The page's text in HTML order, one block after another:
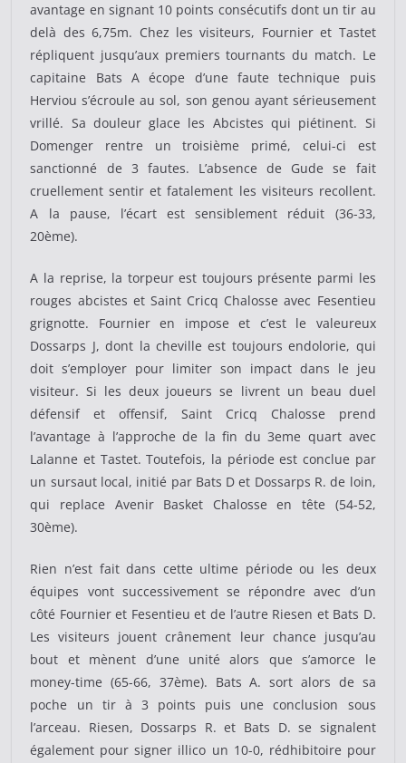
avantage en signant 10 points consécutifs dont un tir au
delà des 6,75m. Chez les visiteurs, Fournier et Tastet
répliquent jusqu’aux premiers tournants du match. Le
capitaine Bats A écope d’une faute technique puis
Herviou s’écroule au sol, son genou ayant sérieusement
vrillé. Sa douleur glace les Abcistes qui piétinent. Si
Domenger rentre un troisième primé, celui-ci est
sanctionné de 3 fautes. L’absence de Gude se fait
cruellement sentir et fatalement les visiteurs recollent.
A la pause, l’écart est sensiblement réduit (36-33,
20ème).
A la reprise, la torpeur est toujours présente parmi les
rouges abcistes et Saint Cricq Chalosse avec Fesentieu
grignotte. Fournier en impose et c’est le valeureux
Dossarps J, dont la cheville est toujours endolorie, qui
doit s’employer pour limiter son impact dans le jeu
visiteur. Si les deux joueurs se livrent un beau duel
défensif et offensif, Saint Cricq Chalosse prend
l’avantage à l’approche de la fin du 3eme quart avec
Lalanne et Tastet. Toutefois, la période est conclue par
un sursaut local, initié par Bats D et Dossarps R. de loin,
qui replace Avenir Basket Chalosse en tête (54-52,
30ème).
Rien n’est fait dans cette ultime période ou les deux
équipes vont successivement se répondre avec d’un
côté Fournier et Fesentieu et de l’autre Riesen et Bats D.
Les visiteurs jouent crânement leur chance jusqu’au
bout et mènent d’une unité alors que s’amorce le
money-time (65-66, 37ème). Bats A. sort alors de sa
poche un tir à 3 points puis une conclusion sous
l’arceau. Riesen, Dossarps R. et Bats D. se signalent
également pour signer illico un 10-0, rédhibitoire pour